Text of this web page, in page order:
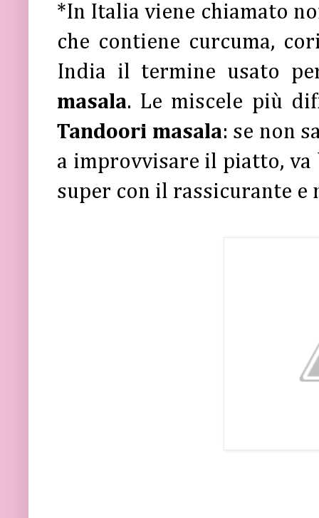
*In Italia viene chiamato
che contiene curcuma,
India il termine usato
masala. Le miscele più
Tandoori masala: se non
a improvvisare il piatto,
super con il rassicurante e